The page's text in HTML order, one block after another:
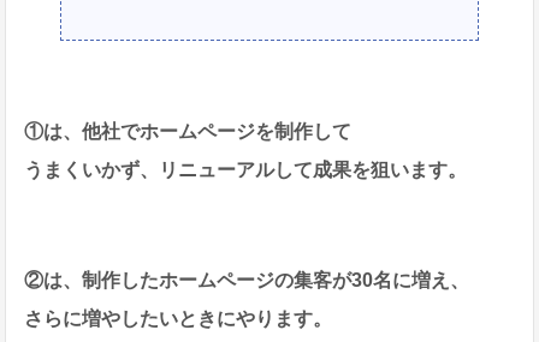
①は、他社でホームページを制作して
うまくいかず、リニューアルして成果を狙います。
②は、制作したホームページの集客が30名に増え、
さらに増やしたいときにやります。